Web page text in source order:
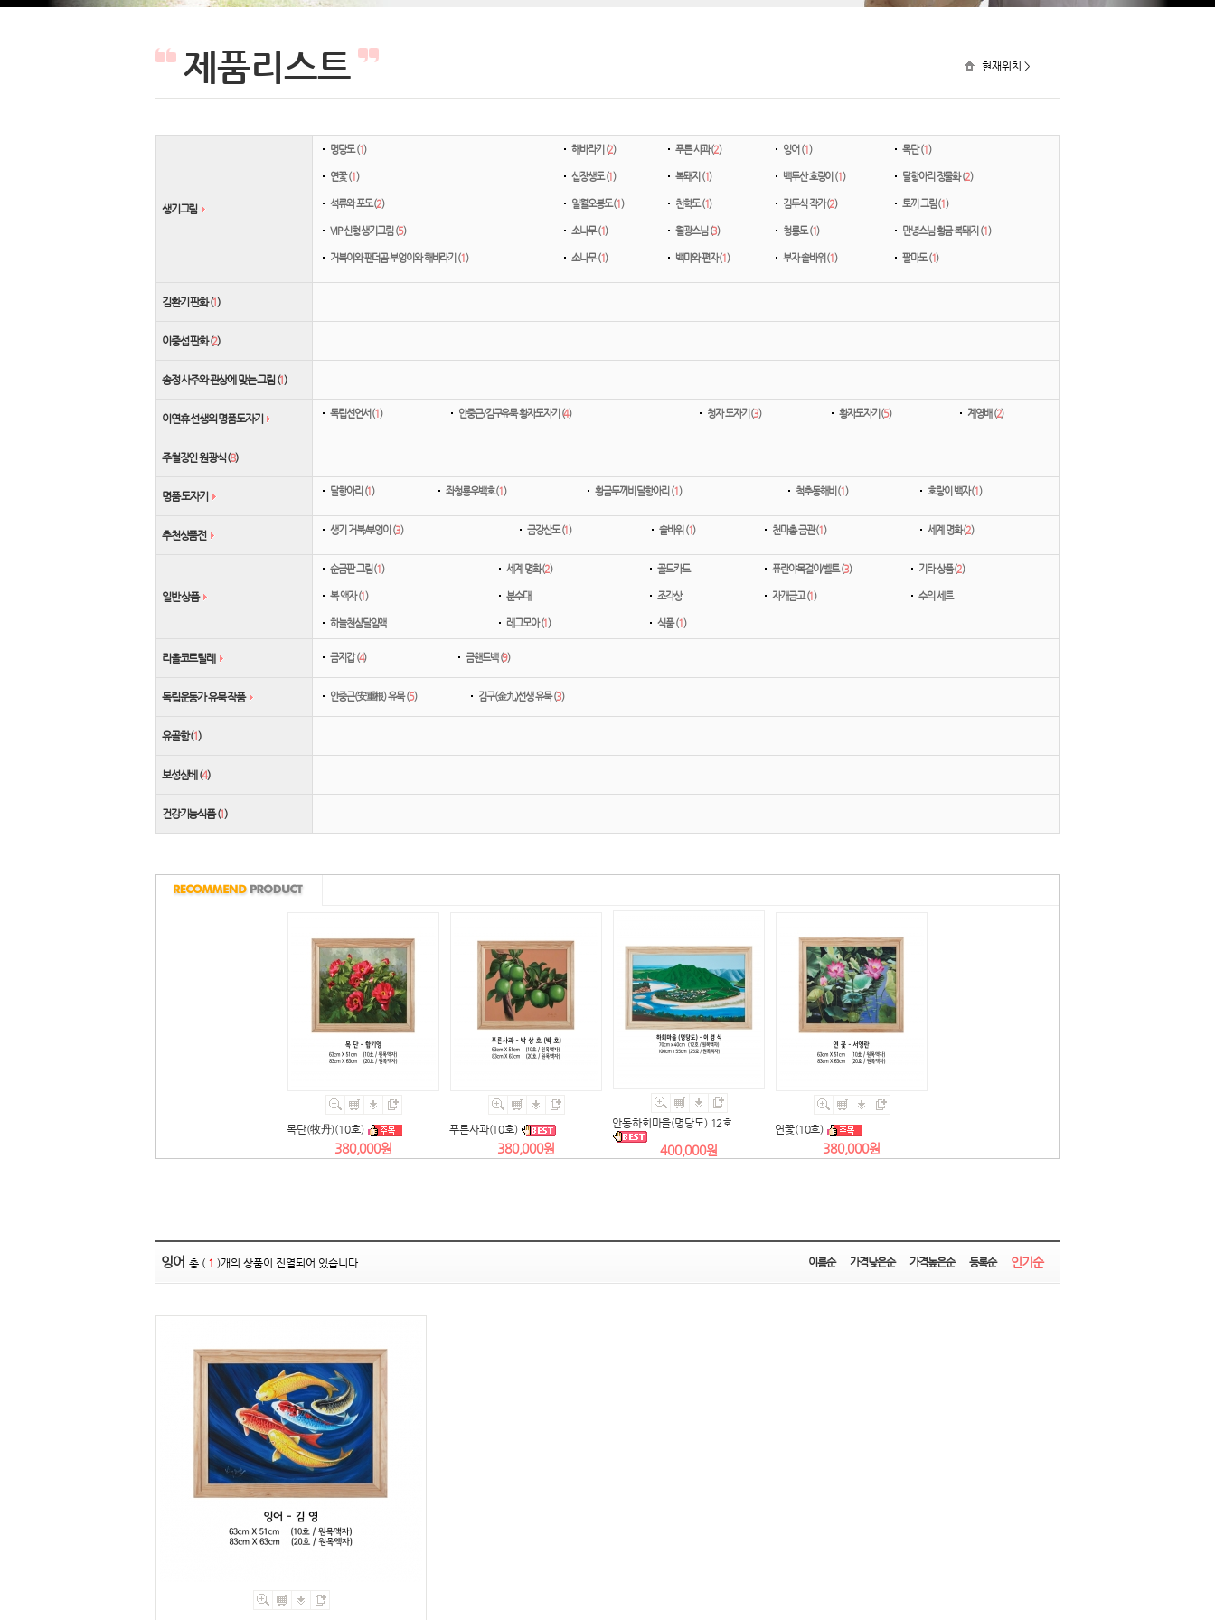
제품리스트 현재위치 >
생기그림
명당도 (1) 해바라기 (2) 푸른 사과 (2) 잉어 (1) 목단 (1)
연꽃 (1) 십장생도 (1) 복돼지 (1) 백두산 호랑이 (1) 달항아리 정물화 (2)
석류와 포도 (2) 일월오봉도 (1) 천학도 (1) 김두식 작가 (2) 토끼 그림 (1)
VIP 신형 생기그림 (5) 소나무 (1) 월광스님 (3) 청룡도 (1) 만녕스님 황금 복돼지 (1)
거북이와 팬더곰 부엉이와 해바라기 (1) 소나무 (1) 백마와 편자 (1) 부자 솥바위 (1) 팔마도 (1)
김환기 판화 (1)
이중섭 판화 (2)
송정 사주와 관상에 맞는 그림 (1)
이연휴 선생의 명품도자기 독립선언서 (1) 안중근/김구유묵 황자도자기 (4) 청자 도자기 (3) 황자도자기 (5) 계영배 (2)
주철장인 원광식 (8)
명품 도자기 달항아리 (1) 좌청룡우백호 (1) 황금두꺼비 달항아리 (1) 척추동해비 (1) 호랑이 백자 (1)
추천상품전 생기 거북/부엉이 (3) 금강산도 (1) 솥바위 (1) 천마총 금관 (1) 세계 명화 (2)
일반 상품
순금판 그림 (1) 세계 명화 (2) 골드카드 퓨란야목걸이/벨트 (3) 기타 상품 (2)
복 액자 (1) 분수대 조각상 자개금고 (1) 수의 세트
하늘천삼달임액 레그모아 (1) 식품 (1)
리올코르틸레 금지갑 (4) 금핸드백 (9)
독립운동가 유묵 작품 안중근(安重根) 유묵 (5) 김구(金九)선생 유묵 (3)
유골함 (1)
보성삼베 (4)
건강기능식품 (1)
목단(牧丹)(10호)
380,000원
푸른사과(10호)
380,000원
안동하회마을(명당도) 12호
400,000원
연꽃(10호)
380,000원
잉어 총 ( 1 )개의 상품이 진열되어 있습니다. 이름순 가격낮은순 가격높은순 등록순 인기순